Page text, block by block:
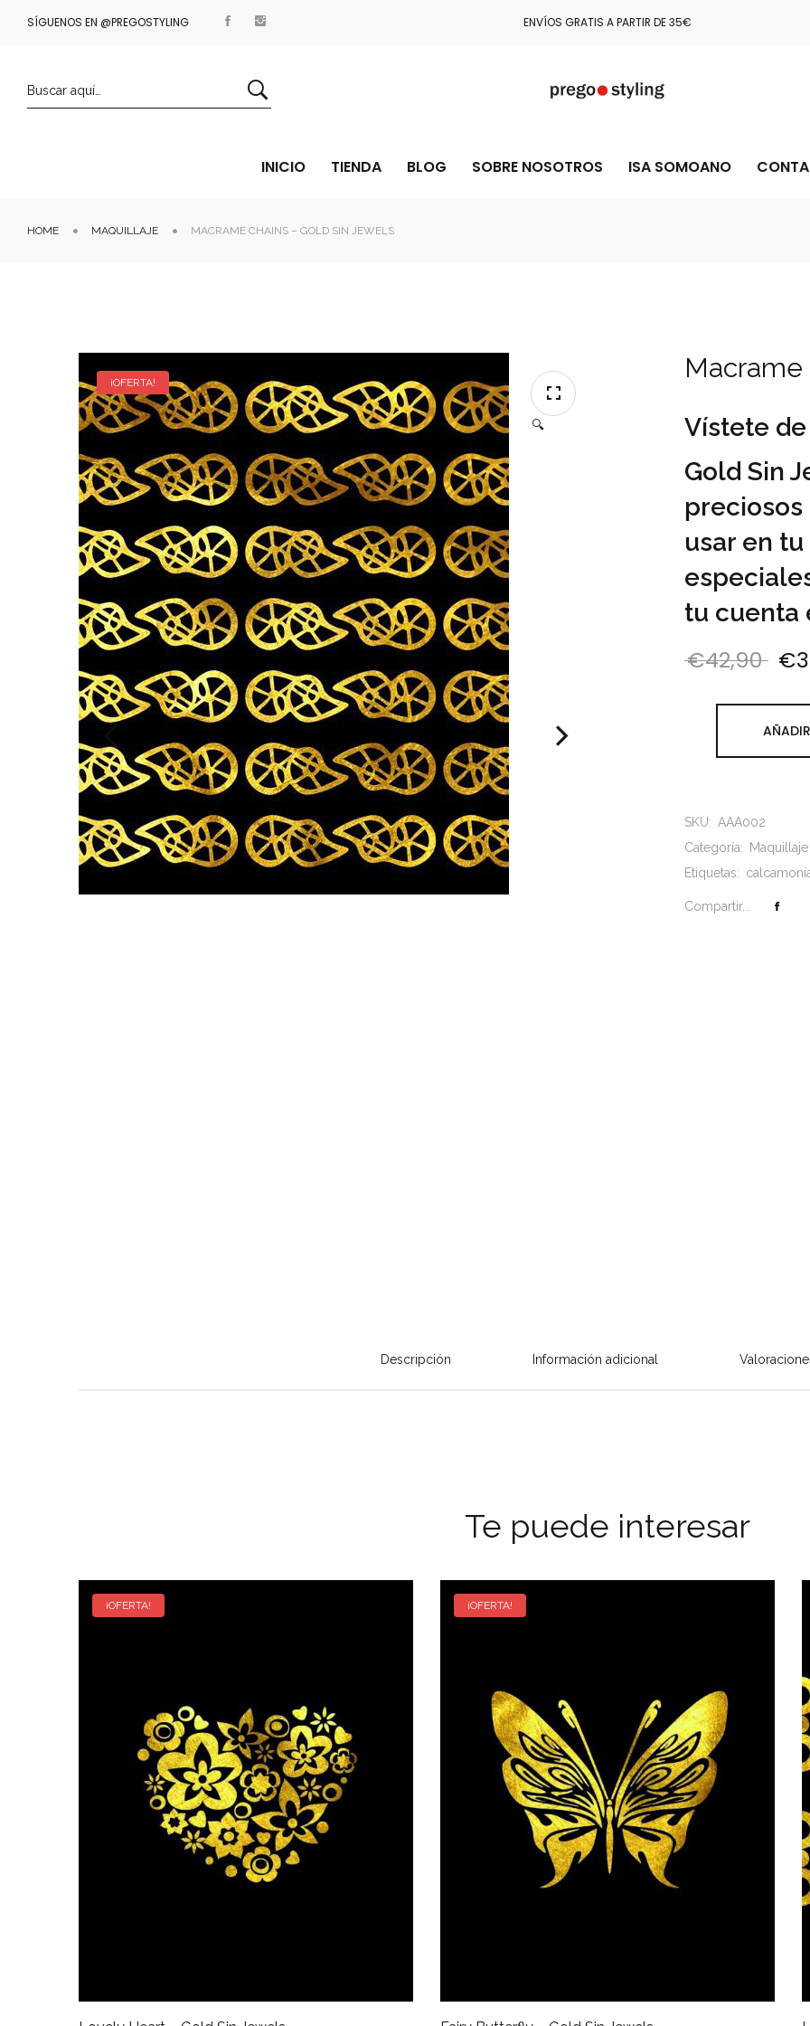
SÍGUENOS EN @PREGOSTYLINGENVÍOS GRATIS A PARTIR DE 35€ COMPRA CON TOTAL CONFIANZA GRACIAS A STRIPE Y PAYPAL
INICIO TIENDA BLOG SOBRE NOSOTROS ISA SOMOANO
HOME MAQUILLAJE MACRAME CHAINS – GOLD SIN JEWELS
¡OFERTA!
🔍
Macrame
Vístete de
Gold Sin
preciosos
usar en
tu cuenta
€42,90 El
€
SKU: AAA002
Categoría:
Maquillaje
Etiquetas:
Compartir...
Descripción Información adicional
Te puede interesar
¡OFERTA! ¡OFERTA!